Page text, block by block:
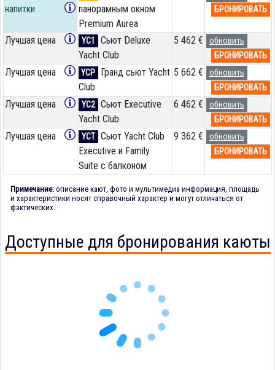
напитки
панорамным окном
Premium Aurea
БРОНИРОВАТЬ
Лучшая цена YC1
Сьют Deluxe
Yacht Club
5 462 €
обновить
БРОНИРОВАТЬ
Лучшая цена YCP
Гранд сьют Yacht
Club
5 662 €
обновить
БРОНИРОВАТЬ
Лучшая цена YC2 Сьют Executive
Yacht Club
6 462 €
обновить
БРОНИРОВАТЬ
Лучшая цена YCT Сьют Yacht Club
Executive и Family
Suite с балконом
9 362 €
обновить
БРОНИРОВАТЬ
Примечание: описание кают, фото и мультимедиа информация, площадь
и характеристики носят справочный характер и могут отличаться от
фактических.
Доступные для бронирования каюты